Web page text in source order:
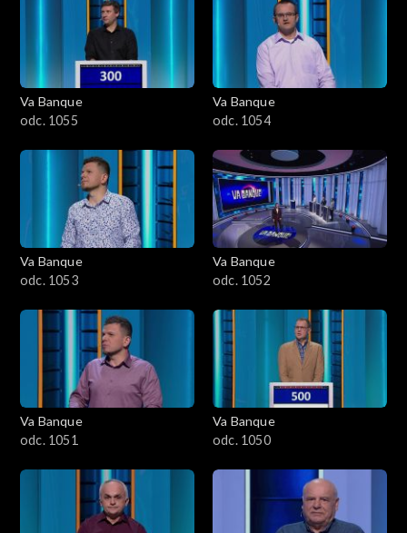
Va Banque
odc. 1055
Va Banque
odc. 1054
Va Banque
odc. 1053
Va Banque
odc. 1052
Va Banque
odc. 1051
Va Banque
odc. 1050